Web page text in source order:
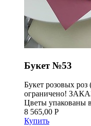
Букет №53
Букет розовых
ограничено!
Цветы упакованы
8 565,00 Р
Купить